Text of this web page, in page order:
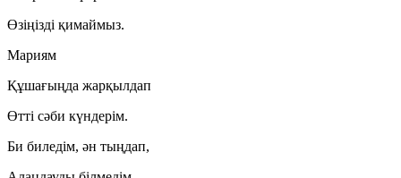
Өзіңізді қимаймыз.
Мариям
Құшағыңда жарқылдап
Өтті сәби күндерім.
Би биледім, ән тыңдап,